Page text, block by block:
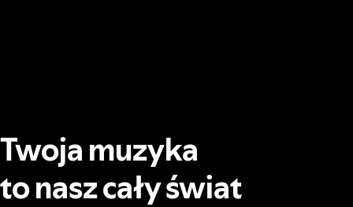
Twoja muzyka
to nasz cały świat